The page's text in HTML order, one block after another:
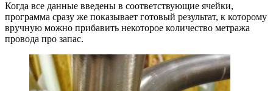
Когда все данные введены в соответствующие ячейки,
программа сразу же показывает готовый результат, к которому
вручную можно прибавить некоторое количество метража
провода про запас.